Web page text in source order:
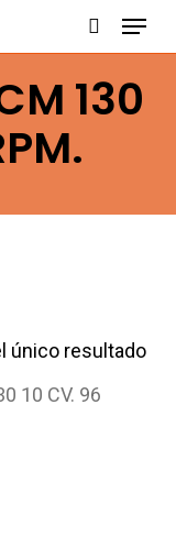
search
Menu
130
único resultado
10 CV. 96